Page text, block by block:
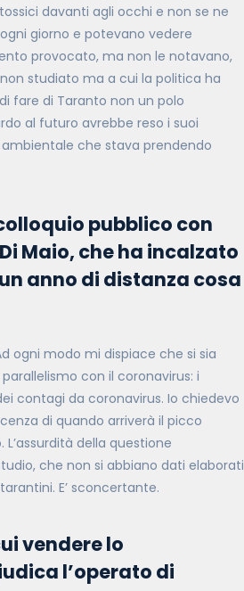
davanti agli occhi e non se ne
giorno e potevano vedere
provocato, ma non le notavano,
studiato ma a cui la politica ha
fare di Taranto non un polo
al futuro avrebbe reso i suoi
che stava prendendo
pubblico con
Maio, che ha incalzato
anno di distanza cosa
ogni modo mi dispiace che si sia
con il coronavirus: i
contagi da coronavirus. Io chiedevo
di quando arriverà il picco
della questione
che non si abbiano dati elaborati
E’ sconcertante.
vendere lo
l’operato di